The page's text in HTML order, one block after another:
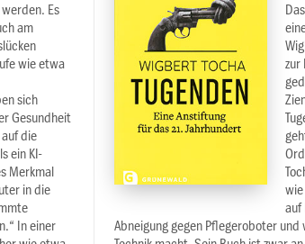
Es
am
wie etwa
sich
Gesundheit
die
ein KI-
Merkmal
in die
In einer
zur
auf
Abneigung gegen Pflegeroboter